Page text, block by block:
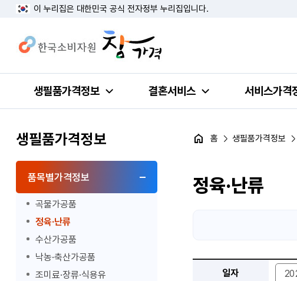
이 누리집은 대한민국 공식 전자정부 누리집입니다.
생필품가격정보 결혼서비스 서비스가격
생필품가격정보
품목별가격정보
곡물가공품
정육·난류
수산가공품
낙농·축산가공품
조미료·장류·식용유
홈 생필품가격정보
정육·난류
일자